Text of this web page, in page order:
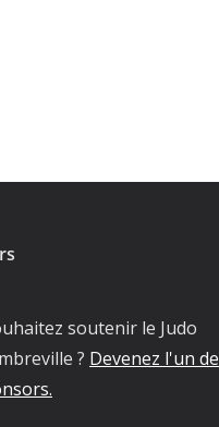
soutenir le Judo
? Devenez l'un de